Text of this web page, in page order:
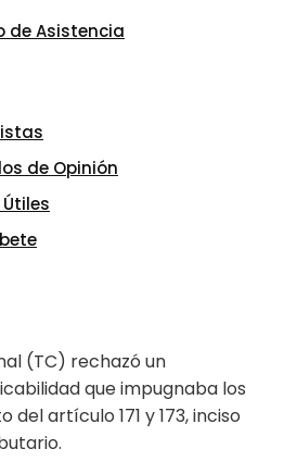
de Asistencia
de Opinión
(TC) rechazó un
que impugnaba los
artículo 171 y 173, inciso